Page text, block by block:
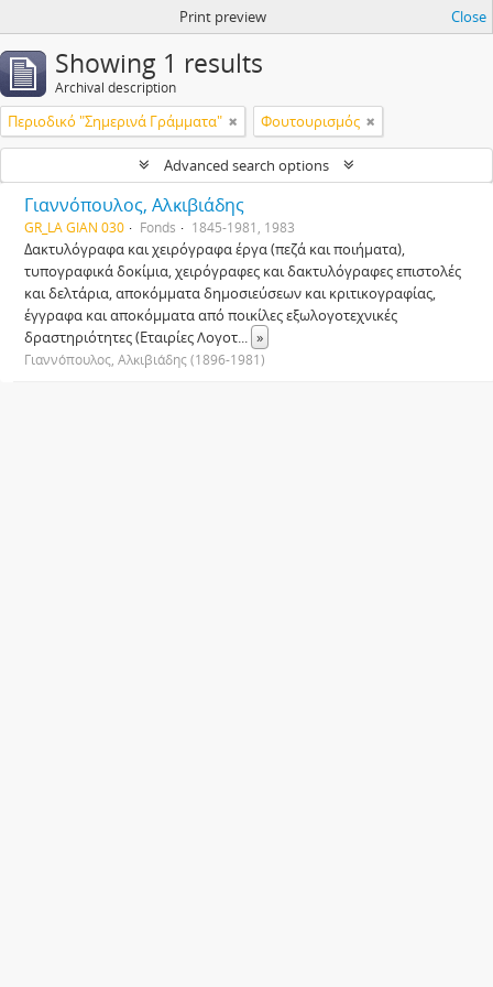
Print preview Close
Showing 1 results
Archival description
Περιοδικό "Σημερινά Γράμματα" Φουτουρισμός
Advanced search options
Γιαννόπουλος, Αλκιβιάδης
GR_LA GIAN 030 Fonds 1845-1981, 1983
Δακτυλόγραφα και χειρόγραφα έργα (πεζά και ποιήματα),
τυπογραφικά δοκίμια, χειρόγραφες και δακτυλόγραφες επιστολές
και δελτάρια, αποκόμματα δημοσιεύσεων και κριτικογραφίας,
έγγραφα και αποκόμματα από ποικίλες εξωλογοτεχνικές
δραστηριότητες (Εταιρίες Λογοτ... »
Γιαννόπουλος, Αλκιβιάδης (1896-1981)